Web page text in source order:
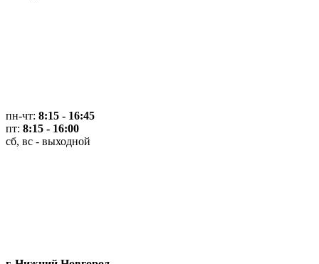
пн-чт: 8:15 - 16:45
пт: 8:15 - 16:00
сб, вс - выходной